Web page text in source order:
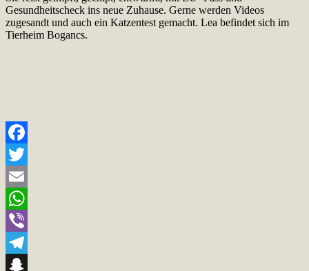
Gesundheitscheck ins neue Zuhause. Gerne werden Videos
zugesandt und auch ein Katzentest gemacht. Lea befindet sich im
Tierheim Bogancs.
Facebook
Twitter
Email
WhatsApp
Viber
Telegram